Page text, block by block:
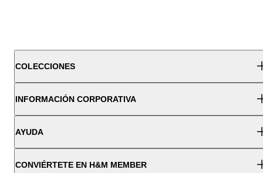
COLECCIONES
INFORMACIÓN CORPORATIVA
AYUDA
CONVIÉRTETE EN H&M MEMBER